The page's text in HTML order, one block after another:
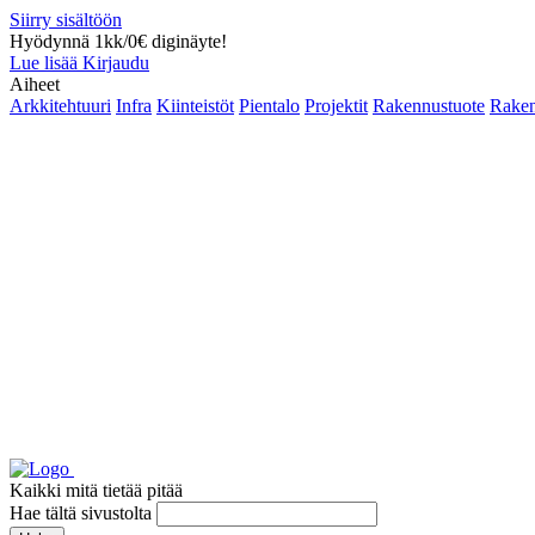
Siirry sisältöön
Hyödynnä 1kk/0€ diginäyte!
Lue lisää Kirjaudu
Aiheet
Arkkitehtuuri Infra Kiinteistöt Pientalo Projektit Rakennustuote
Kaikki mitä tietää pitää
Hae tältä sivustolta